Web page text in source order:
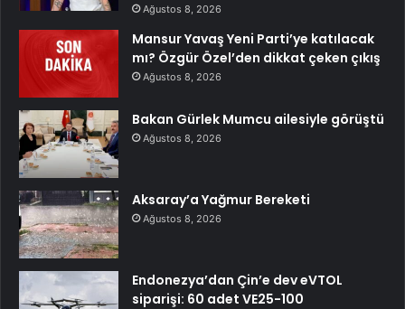
Ağustos 8, 2026
Mansur Yavaş Yeni Parti’ye katılacak
mı? Özgür Özel’den dikkat çeken çıkış
Ağustos 8, 2026
Bakan Gürlek Mumcu ailesiyle görüştü
Ağustos 8, 2026
Aksaray’a Yağmur Bereketi
Ağustos 8, 2026
Endonezya’dan Çin’e dev eVTOL
siparişi: 60 adet VE25-100